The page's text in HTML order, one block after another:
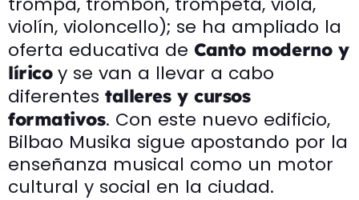
violín, violoncello); se ha ampliado la
oferta educativa de Canto moderno y
líricoy se van a llevar a cabo
diferentes talleres y cursos
formativos. Con este nuevo edificio,
Bilbao Musika sigue apostando por la
enseñanza musical como un motor
cultural y social en la ciudad.